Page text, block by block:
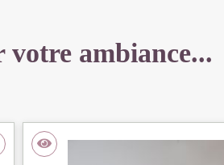
votre ambiance...